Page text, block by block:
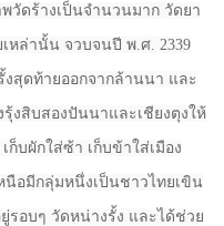
วัดร้างเป็นจำนวนมาก วัดยา
หล่านั้น จวบจนปี พ.ศ. 2339
สุดท้ายออกจากล้านนา และ
รุ้งสิบสองปันนาและเชียงตุงให้
ก็บผักใส่ซ้า เก็บข้าใส่เมือง
นือมีกลุ่มหนึ่งเป็นชาวไทยเขิน
รอบๆ วัดหน่างรั้ง และได้ช่วย